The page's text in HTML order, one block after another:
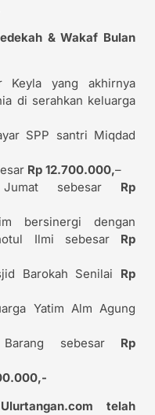
& Wakaf Bulan
Keyla yang akhirnya
di serahkan keluarga
SPP santri Miqdad
Rp 12.700.000,–
Jumat sebesar Rp
bersinergi dengan
Ilmi sebesar Rp
Barokah Senilai Rp
Yatim Alm Agung
Barang sebesar Rp
telah